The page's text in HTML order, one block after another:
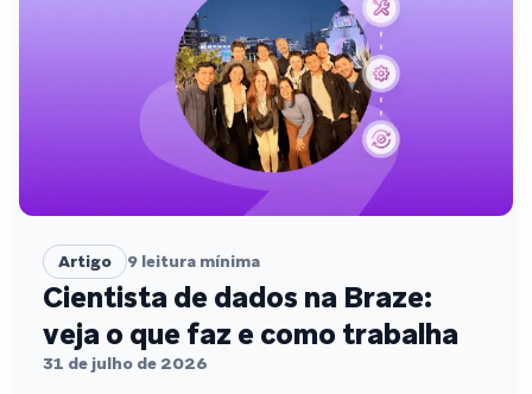
Artigo 9 leitura mínima
Cientista de dados na Braze:
veja o que faz e como trabalha
31 de julho de 2026